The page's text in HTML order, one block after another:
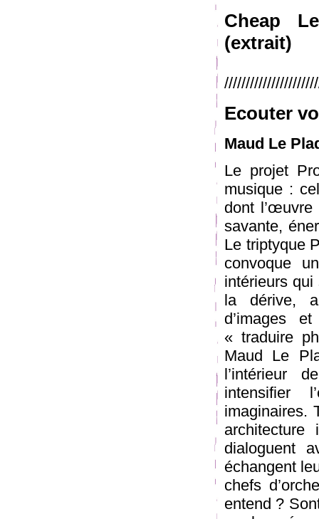
Cheap
(extrait)
Ecouter
Maud Le
Le projet
musique :
dont l’œuvre
savante,
Le triptyque
convoque
intérieurs
la dérive,
d’images
« traduire
Maud Le
l’intérieur
intensifier
imaginaires.
dialoguent
échangent
chefs
entend ?